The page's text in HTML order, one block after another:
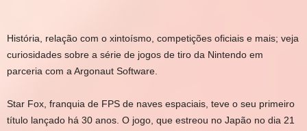
História, relação com o xintoísmo, competições oficiais e mais; veja
curiosidades sobre a série de jogos de tiro da Nintendo em
parceria com a Argonaut Software.
Star Fox, franquia de FPS de naves espaciais, teve o seu primeiro
título lançado há 30 anos. O jogo, que estreou no Japão no dia 21